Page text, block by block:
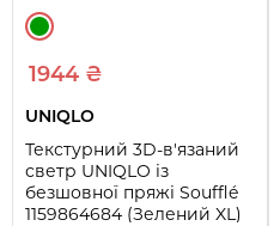
1944 ₴
UNIQLO
Текстурний 3D-в'язаний
светр UNIQLO із
безшовної пряжі Soufflé
1159864684 (Зелений XL)